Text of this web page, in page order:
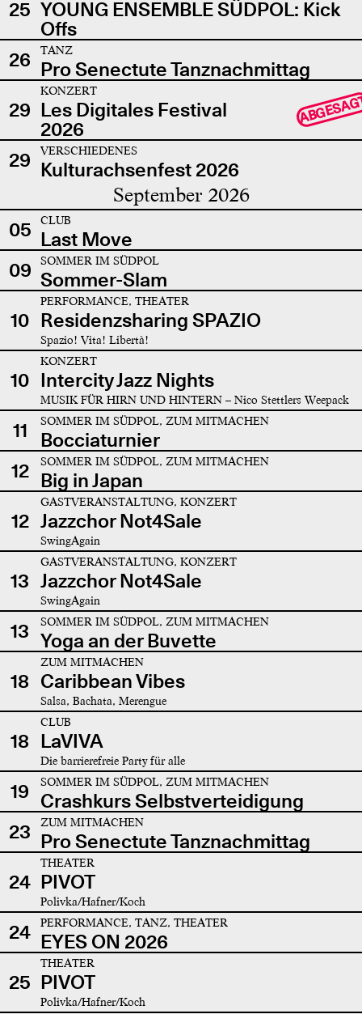
25 YOUNG ENSEMBLE SÜDPOL: Kick
Offs
26
TANZ
Pro Senectute Tanznachmittag
29
KONZERT
Les Digitales Festival
2026
29 VERSCHIEDENES
Kulturachsenfest 2026
September 2026
05 CLUB
Last Move
09
SOMMER IM SÜDPOL
Sommer-Slam
10
PERFORMANCE, THEATER
Residenzsharing SPAZIO
Spazio! Vita! Libertà!
10
KONZERT
Intercity Jazz Nights
MUSIK FÜR HIRN UND HINTERN – Nico Stettlers Weepack
11 SOMMER IM SÜDPOL, ZUM MITMACHEN
Bocciaturnier
12
SOMMER IM SÜDPOL, ZUM MITMACHEN
Big in Japan
12
GASTVERANSTALTUNG, KONZERT
Jazzchor Not4Sale
SwingAgain
13
GASTVERANSTALTUNG, KONZERT
Jazzchor Not4Sale
SwingAgain
13 SOMMER IM SÜDPOL, ZUM MITMACHEN
Yoga an der Buvette
18
ZUM MITMACHEN
Caribbean Vibes
Salsa, Bachata, Merengue
18
CLUB
LaVIVA
Die barrierefreie Party für alle
19 SOMMER IM SÜDPOL, ZUM MITMACHEN
Crashkurs Selbstverteidigung
23
ZUM MITMACHEN
Pro Senectute Tanznachmittag
24
THEATER
PIVOT
Polivka/Hafner/Koch
24 PERFORMANCE, TANZ, THEATER
EYES ON 2026
25
THEATER
PIVOT
Polivka/Hafner/Koch